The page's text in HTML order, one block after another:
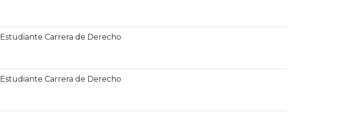
Estudiante Carrera de Derecho
Estudiante Carrera de Derecho